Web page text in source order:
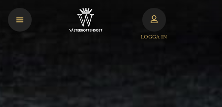
LOGGA IN